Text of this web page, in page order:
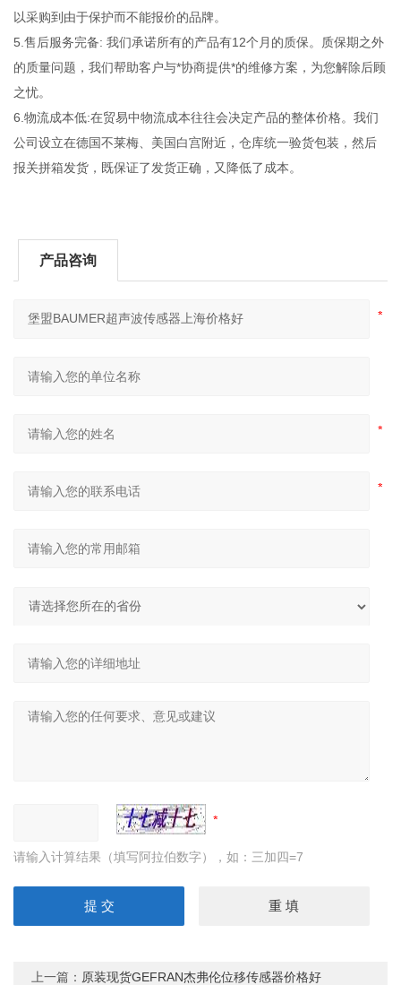
以采购到由于保护而不能报价的品牌。
5.售后服务完备: 我们承诺所有的产品有12个月的质保。质保期之外
的质量问题，我们帮助客户与*协商提供*的维修方案，为您解除后顾
之忧。
6.物流成本低:在贸易中物流成本往往会决定产品的整体价格。我们
公司设立在德国不莱梅、美国白宫附近，仓库统一验货包装，然后
报关拼箱发货，既保证了发货正确，又降低了成本。
产品咨询
请输入计算结果（填写阿拉伯数字），如：三加四=7
上一篇： 原装现货GEFRAN杰弗伦位移传感器价格好